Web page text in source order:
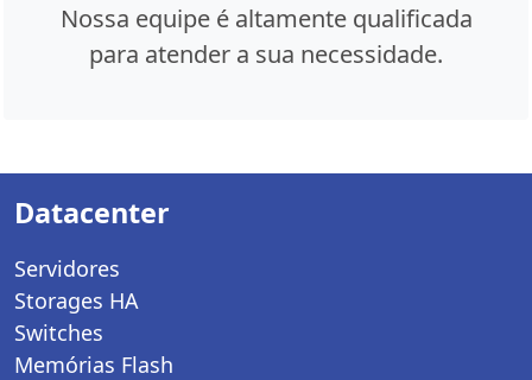
Nossa equipe é altamente qualificada
para atender a sua necessidade.
Datacenter
Servidores
Storages HA
Switches
Memórias Flash